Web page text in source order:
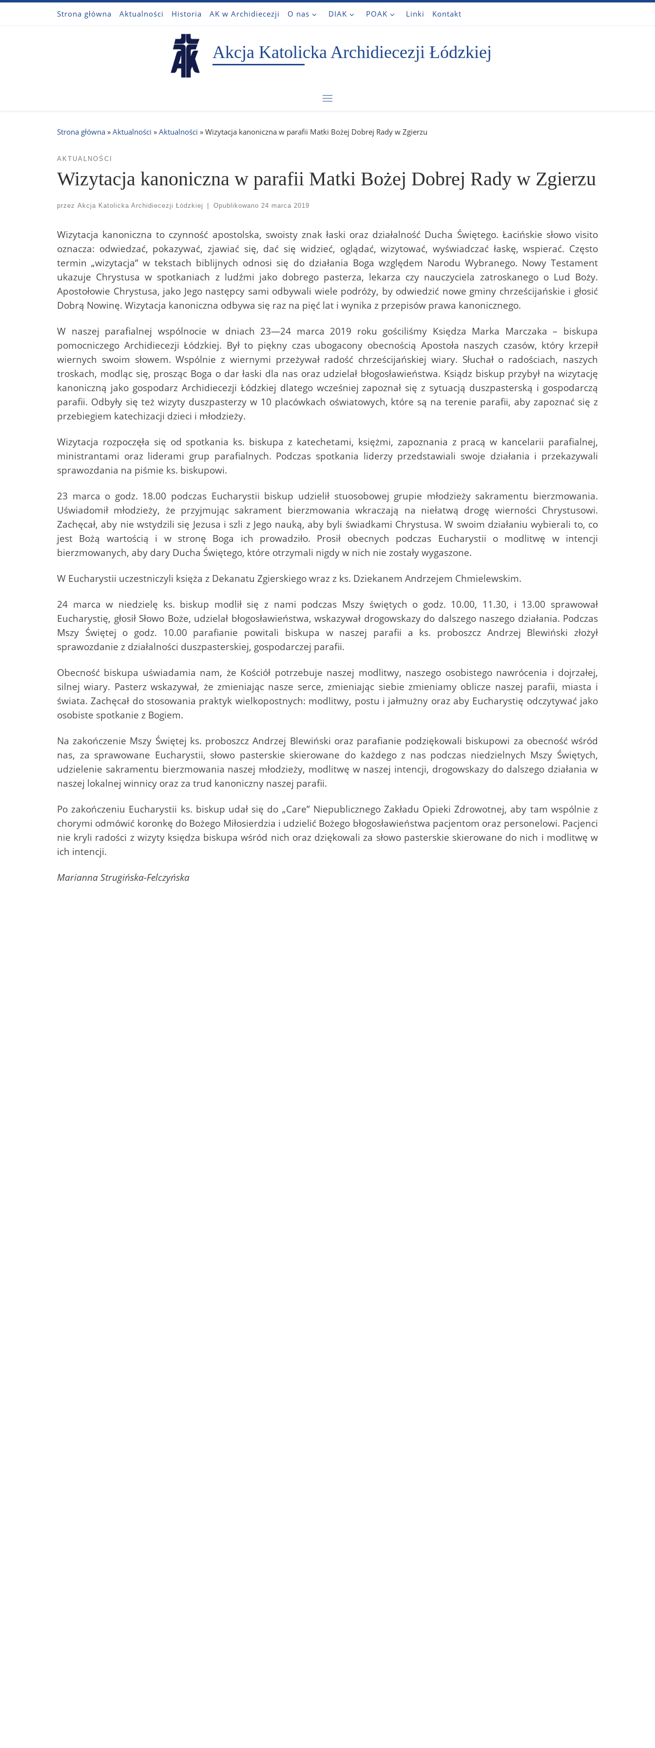
Przejdź do treściStrona główna Aktualności Historia AK w Archidiecezji O nas DIAK POAK Linki Kontakt
Akcja Katolicka Archidiecezji Łódzkiej
Strona główna » Aktualności » Aktualności » Wizytacja kanoniczna w parafii Matki Bożej Dobrej Rady w Zgierzu
AKTUALNOŚCI
Wizytacja kanoniczna w parafii Matki Bożej Dobrej Rady w Zgierzu
przez Akcja Katolicka Archidiecezji Łódzkiej Opublikowano 24 marca 2019
Wizytacja kanoniczna to czynność apostolska, swoisty znak łaski oraz działalność Ducha Świętego. Łacińskie słowo visito
oznacza: odwiedzać, pokazywać, zjawiać się, dać się widzieć, oglądać, wizytować, wyświadczać łaskę, wspierać. Często
termin „wizytacja” w tekstach biblijnych odnosi się do działania Boga względem Narodu Wybranego. Nowy Testament
ukazuje Chrystusa w spotkaniach z ludźmi jako dobrego pasterza, lekarza czy nauczyciela zatroskanego o Lud Boży.
Apostołowie Chrystusa, jako Jego następcy sami odbywali wiele podróży, by odwiedzić nowe gminy chrześcijańskie i głosić
Dobrą Nowinę. Wizytacja kanoniczna odbywa się raz na pięć lat i wynika z przepisów prawa kanonicznego.
W naszej parafialnej wspólnocie w dniach 23—24 marca 2019 roku gościliśmy Księdza Marka Marczaka – biskupa
pomocniczego Archidiecezji Łódzkiej. Był to piękny czas ubogacony obecnością Apostoła naszych czasów, który krzepił
wiernych swoim słowem. Wspólnie z wiernymi przeżywał radość chrześcijańskiej wiary. Słuchał o radościach, naszych
troskach, modląc się, prosząc Boga o dar łaski dla nas oraz udzielał błogosławieństwa. Ksiądz biskup przybył na wizytację
kanoniczną jako gospodarz Archidiecezji Łódzkiej dlatego wcześniej zapoznał się z sytuacją duszpasterską i gospodarczą
parafii. Odbyły się też wizyty duszpasterzy w 10 placówkach oświatowych, które są na terenie parafii, aby zapoznać się z
przebiegiem katechizacji dzieci i młodzieży.
Wizytacja rozpoczęła się od spotkania ks. biskupa z katechetami, księżmi, zapoznania z pracą w kancelarii parafialnej,
ministrantami oraz liderami grup parafialnych. Podczas spotkania liderzy przedstawiali swoje działania i przekazywali
sprawozdania na piśmie ks. biskupowi.
23 marca o godz. 18.00 podczas Eucharystii biskup udzielił stuosobowej grupie młodzieży sakramentu bierzmowania.
Uświadomił młodzieży, że przyjmując sakrament bierzmowania wkraczają na niełatwą drogę wierności Chrystusowi.
Zachęcał, aby nie wstydzili się Jezusa i szli z Jego nauką, aby byli świadkami Chrystusa. W swoim działaniu wybierali to, co
jest Bożą wartością i w stronę Boga ich prowadziło. Prosił obecnych podczas Eucharystii o modlitwę w intencji
bierzmowanych, aby dary Ducha Świętego, które otrzymali nigdy w nich nie zostały wygaszone.
W Eucharystii uczestniczyli księża z Dekanatu Zgierskiego wraz z ks. Dziekanem Andrzejem Chmielewskim.
24 marca w niedzielę ks. biskup modlił się z nami podczas Mszy świętych o godz. 10.00, 11.30, i 13.00 sprawował
Eucharystię, głosił Słowo Boże, udzielał błogosławieństwa, wskazywał drogowskazy do dalszego naszego działania. Podczas
Mszy Świętej o godz. 10.00 parafianie powitali biskupa w naszej parafii a ks. proboszcz Andrzej Blewiński złożył
sprawozdanie z działalności duszpasterskiej, gospodarczej parafii.
Obecność biskupa uświadamia nam, że Kościół potrzebuje naszej modlitwy, naszego osobistego nawrócenia i dojrzałej,
silnej wiary. Pasterz wskazywał, że zmieniając nasze serce, zmieniając siebie zmieniamy oblicze naszej parafii, miasta i
świata. Zachęcał do stosowania praktyk wielkopostnych: modlitwy, postu i jałmużny oraz aby Eucharystię odczytywać jako
osobiste spotkanie z Bogiem.
Na zakończenie Mszy Świętej ks. proboszcz Andrzej Blewiński oraz parafianie podziękowali biskupowi za obecność wśród
nas, za sprawowane Eucharystii, słowo pasterskie skierowane do każdego z nas podczas niedzielnych Mszy Świętych,
udzielenie sakramentu bierzmowania naszej młodzieży, modlitwę w naszej intencji, drogowskazy do dalszego działania w
naszej lokalnej winnicy oraz za trud kanoniczny naszej parafii.
Po zakończeniu Eucharystii ks. biskup udał się do „Care” Niepublicznego Zakładu Opieki Zdrowotnej, aby tam wspólnie z
chorymi odmówić koronkę do Bożego Miłosierdzia i udzielić Bożego błogosławieństwa pacjentom oraz personelowi. Pacjenci
nie kryli radości z wizyty księdza biskupa wśród nich oraz dziękowali za słowo pasterskie skierowane do nich i modlitwę w
ich intencji.
Marianna Strugińska-Felczyńska